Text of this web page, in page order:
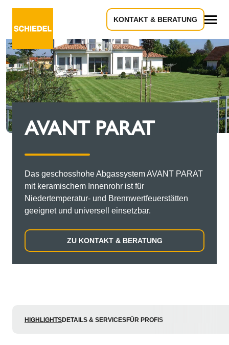
KONTAKT & BERATUNG
AVANT PARAT
Das geschosshohe Abgassystem AVANT PARAT
mit keramischem Innenrohr ist für
Niedertemperatur- und Brennwertfeuerstätten
geeignet und universell einsetzbar.
ZU KONTAKT & BERATUNG
HIGHLIGHTSDETAILS & SERVICESFÜR PROFIS